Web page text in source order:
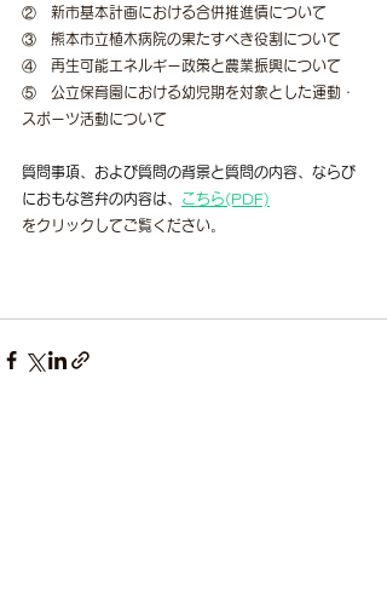
②　新市基本計画における合併推進債について
③　熊本市立植木病院の果たすべき役割について
④　再生可能エネルギー政策と農業振興について
⑤　公立保育園における幼児期を対象とした運動・
スポーツ活動について
質問事項、および質問の背景と質問の内容、ならび
におもな答弁の内容は、 こちら(PDF)
をクリックしてご覧ください。